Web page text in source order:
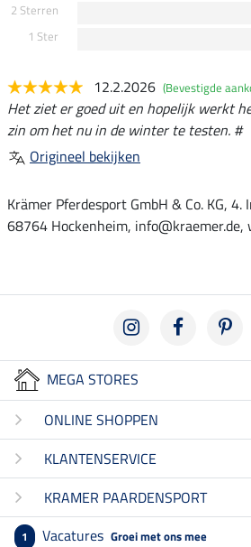
2 Sterren
1 Ster
12.2.2026 (Bevestigde
Het ziet er goed uit en hopelijk werkt
zin om het nu in de winter te testen. #
Origineel bekijken
Krämer Pferdesport GmbH & Co. KG,
68764 Hockenheim, info@kraemer.de,
MEGA STORES
ONLINE SHOPPEN
KLANTENSERVICE
KRAMER PAARDENSPORT
1 Vacatures Groei met ons mee